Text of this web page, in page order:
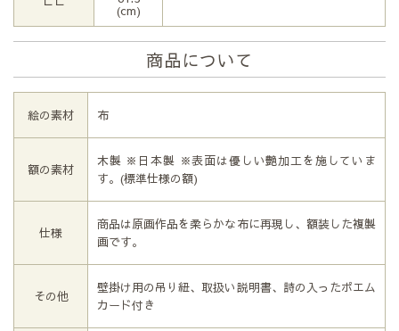
(cm)
商品について
絵の素材 布
額の素材
木製 ※日本製 ※表面は優しい艶加工を施していま
す。(標準仕様の額)
仕様
商品は原画作品を柔らかな布に再現し、額装した複製
画です。
その他
壁掛け用の吊り紐、取扱い説明書、詩の入ったポエム
カード付き